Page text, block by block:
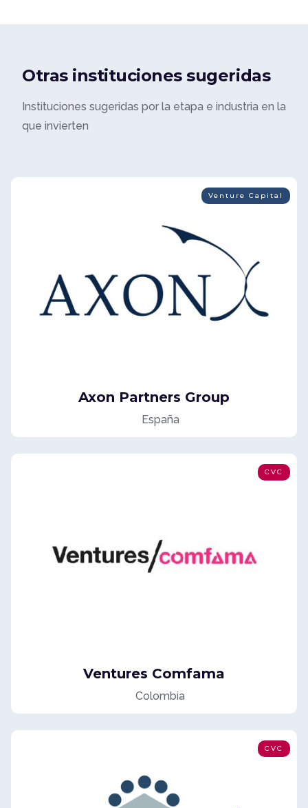
Otras instituciones sugeridas
Instituciones sugeridas por la etapa e industria en la
que invierten
Venture Capital
Axon Partners Group
España
CVC
Ventures Comfama
Colombia
CVC